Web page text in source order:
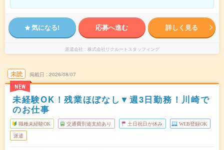
気になる! 応募へ進む 詳しく見る
派遣会社 株式会社リクルートスタッフィング
未読
NEW
掲載日 2026/08/07
未経験OK！残業ほぼなし▼週3日勤務！川崎で
のお仕事
職種未経験OK 交通費別途支給あり 土日祝日が休み WEB登録OK
派遣